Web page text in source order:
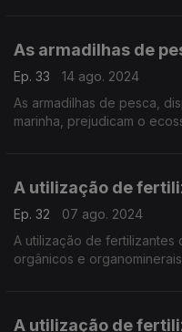
As armadilhas de
Ep. 33
14 ago. 2024
As armadilhas de pesca,
marinha, prejudicam o
A utilização de
Ep. 32
07 ago. 2024
A utilização de fertilizantes
orgânicos e
A utilização de